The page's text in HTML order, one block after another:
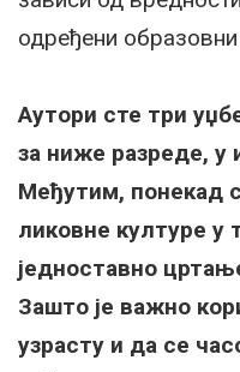
одређени
Аутори сте три
за ниже разреде, у
Међутим, понекад
ликовне културе у
једноставно
Зашто је важно
узрасту и да се